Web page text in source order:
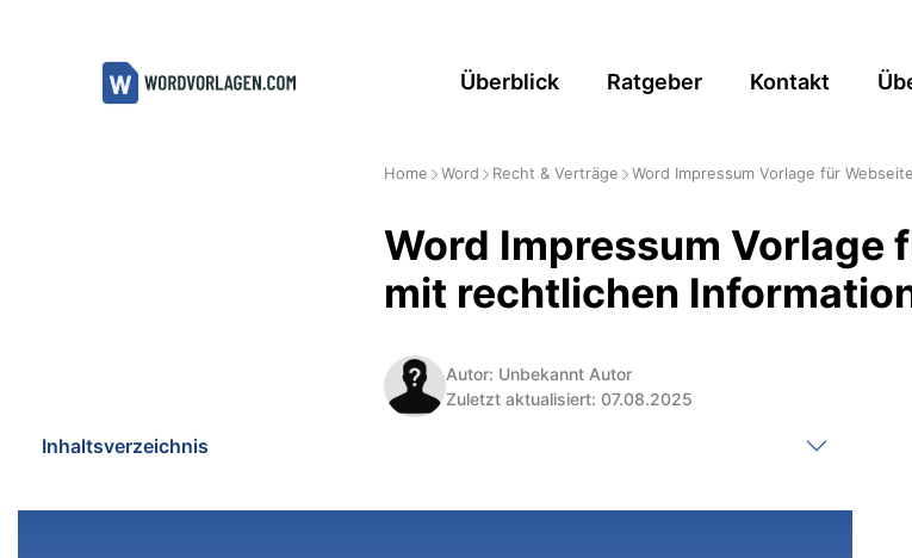
Überblick Ratgeber Kontakt
Home Word Recht & Verträge Word Impressum Vorlage für
Word Impressum Vorlage
mit rechtlichen
Autor: Unbekannt Autor
Zuletzt aktualisiert: 07.08.2025
Inhaltsverzeichnis